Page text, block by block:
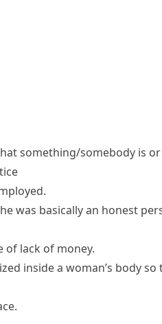
something/somebody is
was basically an honest
of lack of money.
inside a woman’s body